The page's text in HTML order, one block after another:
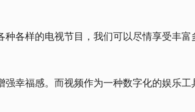
各样的电视节目，我们可以尽情享受丰
幸福感。而视频作为一种数字化的娱乐